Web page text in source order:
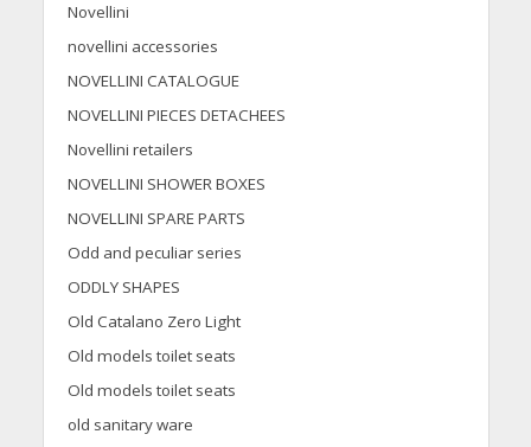
Novellini
novellini accessories
NOVELLINI CATALOGUE
NOVELLINI PIECES DETACHEES
Novellini retailers
NOVELLINI SHOWER BOXES
NOVELLINI SPARE PARTS
Odd and peculiar series
ODDLY SHAPES
Old Catalano Zero Light
Old models toilet seats
Old models toilet seats
old sanitary ware